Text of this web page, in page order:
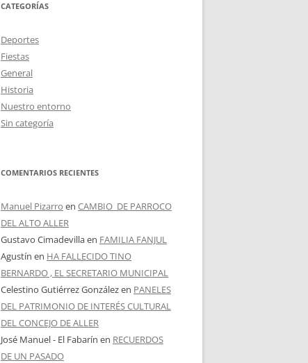
CATEGORÍAS
Deportes
Fiestas
General
Historia
Nuestro entorno
Sin categoría
COMENTARIOS RECIENTES
Manuel Pizarro en CAMBIO DE PARROCO
DEL ALTO ALLER
Gustavo Cimadevillaen FAMILIA FANJUL
Agustín en HA FALLECIDO TINO
BERNARDO , EL SECRETARIO MUNICIPAL
Celestino Gutiérrez Gonzálezen PANELES
DEL PATRIMONIO DE INTERÉS CULTURAL
DEL CONCEJO DE ALLER
José Manuel - El Fabarín en RECUERDOS
DE UN PASADO